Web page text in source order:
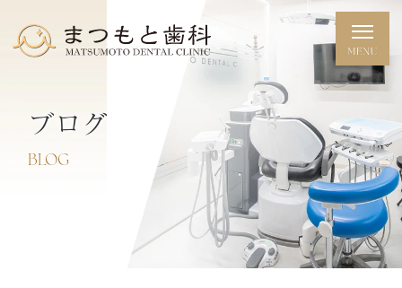
ブログ
BLOG